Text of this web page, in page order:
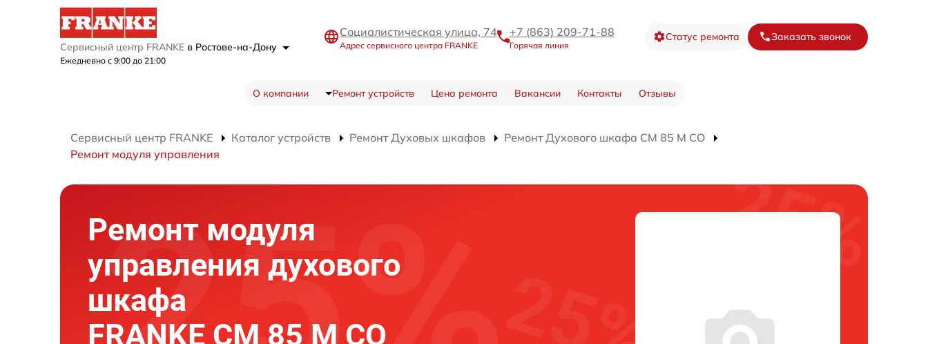
Сервисный центр FRANKE в Ростове-на-Дону
Ежедневно с 9:00 до 21:00
Социалистическая улица, 74
Адрес сервисного центра FRANKE
+7 (863) 209-71-88
Горячая линия
Статус ремонта Заказать звонок
О компании Ремонт устройств Цена ремонта Вакансии Контакты Отзывы
Сервисный центр FRANKE Каталог устройств Ремонт Духовых шкафов
Ремонт Духового шкафа CM 85 M CO
Ремонт модуля управления
Ремонт модуля
управления духового
шкафа
FRANKE CM 85 M CO